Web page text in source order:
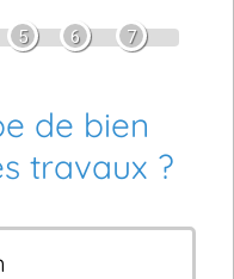
5 6 7
de bien
travaux ?